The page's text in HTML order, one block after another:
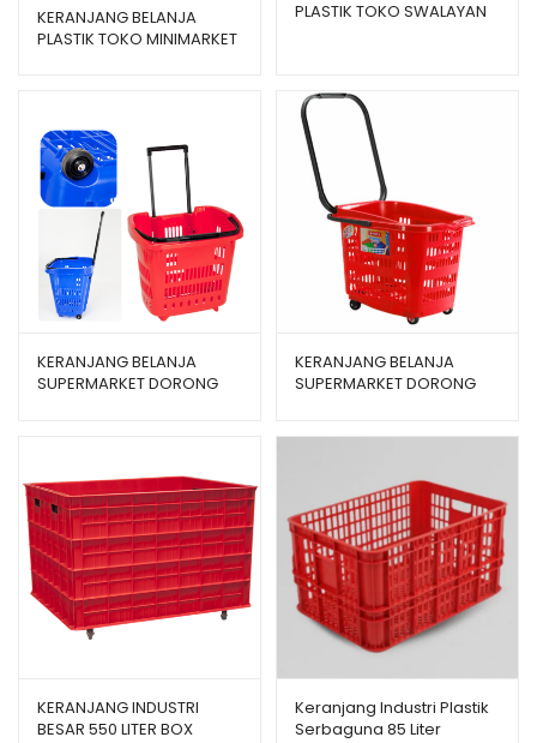
KERANJANG BELANJA
PLASTIK TOKO MINIMARKET
berdasarka
PLASTIK TOKO SWALAYAN
KERANJANG BELANJA
SUPERMARKET DORONG
KERANJANG BELANJA
SUPERMARKET DORONG
KERANJANG INDUSTRI
BESAR 550 LITER BOX
Keranjang Industri Plastik
Serbaguna 85 Liter